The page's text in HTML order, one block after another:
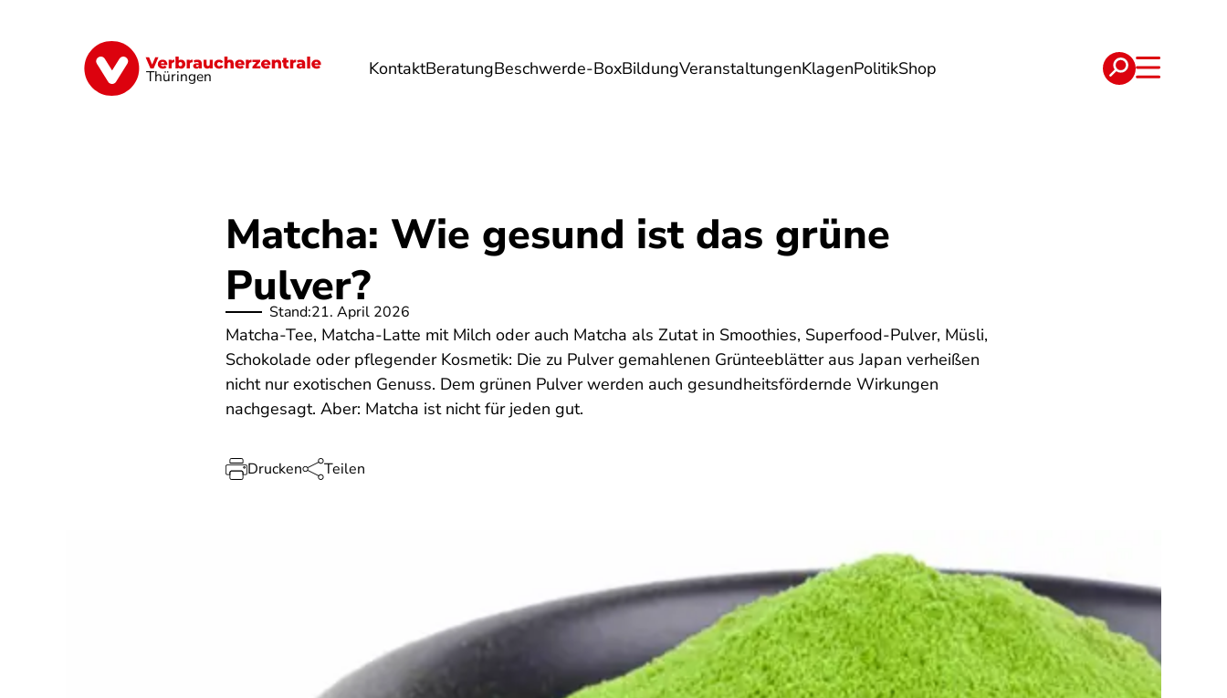
Thüringen KontaktBeratungBeschwerde-BoxBildungVeranstaltungenKlagenPolitikShop
Finanzen Digitales Lebensmittel Umwelt Gesundheit Energie Reise Verträge
Matcha: Wie gesund ist das grüne
Pulver?
Stand:21. April 2026
Matcha-Tee, Matcha-Latte mit Milch oder auch Matcha als Zutat in Smoothies, Superfood-Pulver, Müsli,
Schokolade oder pflegender Kosmetik: Die zu Pulver gemahlenen Grünteeblätter aus Japan verheißen
nicht nur exotischen Genuss. Dem grünen Pulver werden auch gesundheitsfördernde Wirkungen
nachgesagt. Aber: Matcha ist nicht für jeden gut.
Drucken Teilen